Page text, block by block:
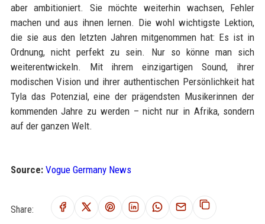
aber ambitioniert. Sie möchte weiterhin wachsen, Fehler
machen und aus ihnen lernen. Die wohl wichtigste Lektion,
die sie aus den letzten Jahren mitgenommen hat: Es ist in
Ordnung, nicht perfekt zu sein. Nur so könne man sich
weiterentwickeln. Mit ihrem einzigartigen Sound, ihrer
modischen Vision und ihrer authentischen Persönlichkeit hat
Tyla das Potenzial, eine der prägendsten Musikerinnen der
kommenden Jahre zu werden – nicht nur in Afrika, sondern
auf der ganzen Welt.
Source: Vogue Germany News
Share: